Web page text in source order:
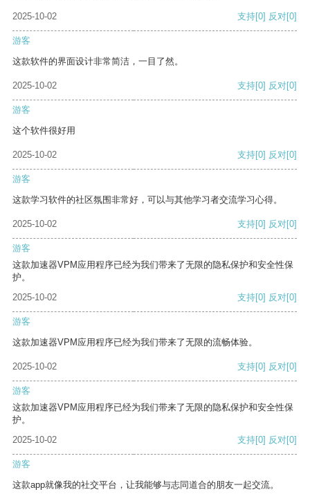
2025-10-02 支持[0] 反对[0]
游客
这款软件的界面设计非常简洁，一目了然。
2025-10-02 支持[0] 反对[0]
游客
这个软件很好用
2025-10-02 支持[0] 反对[0]
游客
这款学习软件的社区氛围非常好，可以与其他学习者交流学习心得。
2025-10-02 支持[0] 反对[0]
游客
这款加速器VPM应用程序已经为我们带来了无限的隐私保护和安全性保
护。
2025-10-02
支持[0] 反对[0]
游客
这款加速器VPM应用程序已经为我们带来了无限的流畅体验。
2025-10-02 支持[0] 反对[0]
游客
这款加速器VPM应用程序已经为我们带来了无限的隐私保护和安全性保
护。
2025-10-02
支持[0] 反对[0]
游客
这款app就像我的社交平台，让我能够与志同道合的朋友一起交流。